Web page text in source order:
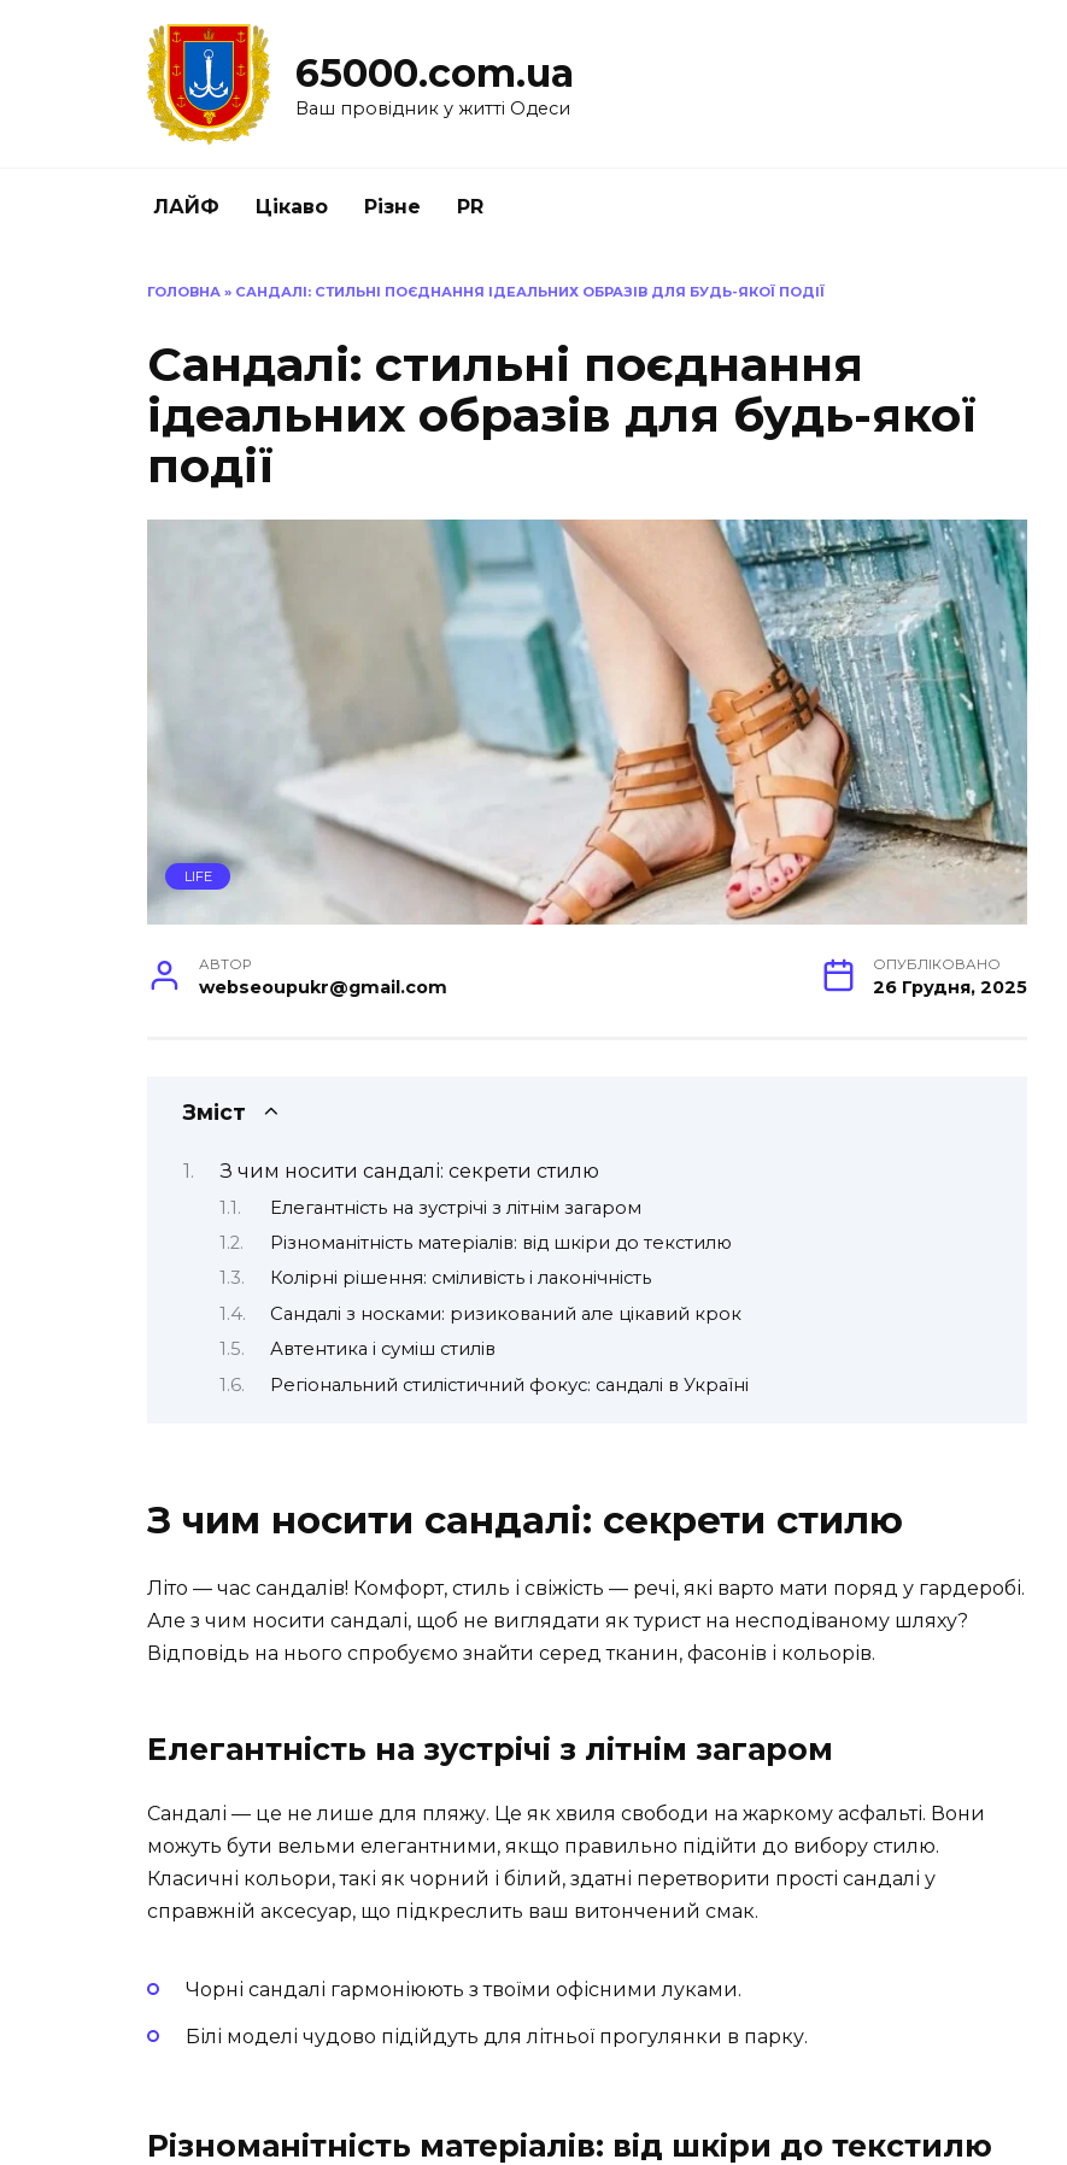
65000.com.ua
Ваш провідник у житті Одеси
ЛАЙФ Цікаво Різне PR
ГОЛОВНА » САНДАЛІ: СТИЛЬНІ ПОЄДНАННЯ ІДЕАЛЬНИХ ОБРАЗІВ ДЛЯ БУДЬ-ЯКОЇ ПОДІЇ
Сандалі: стильні поєднання
ідеальних образів для будь-якої
події
LIFE
АВТОР
webseoupukr@gmail.com
ОПУБЛІКОВАНО
26 Грудня, 2025
Зміст
З чим носити сандалі: секрети стилю
Елегантність на зустрічі з літнім загаром
Різноманітність матеріалів: від шкіри до текстилю
Колірні рішення: сміливість і лаконічність
Сандалі з носками: ризикований але цікавий крок
Автентика і суміш стилів
Регіональний стилістичний фокус: сандалі в Україні
З чим носити сандалі: секрети стилю
Літо — час сандалів! Комфорт, стиль і свіжість — речі, які варто мати поряд у гардеробі.
Але з чим носити сандалі, щоб не виглядати як турист на несподіваному шляху?
Відповідь на нього спробуємо знайти серед тканин, фасонів і кольорів.
Елегантність на зустрічі з літнім загаром
Сандалі — це не лише для пляжу. Це як хвиля свободи на жаркому асфальті. Вони
можуть бути вельми елегантними, якщо правильно підійти до вибору стилю.
Класичні кольори, такі як чорний і білий, здатні перетворити прості сандалі у
справжній аксесуар, що підкреслить ваш витончений смак.
Чорні сандалі гармоніюють з твоїми офісними луками.
Білі моделі чудово підійдуть для літньої прогулянки в парку.
Різноманітність матеріалів: від шкіри до текстилю